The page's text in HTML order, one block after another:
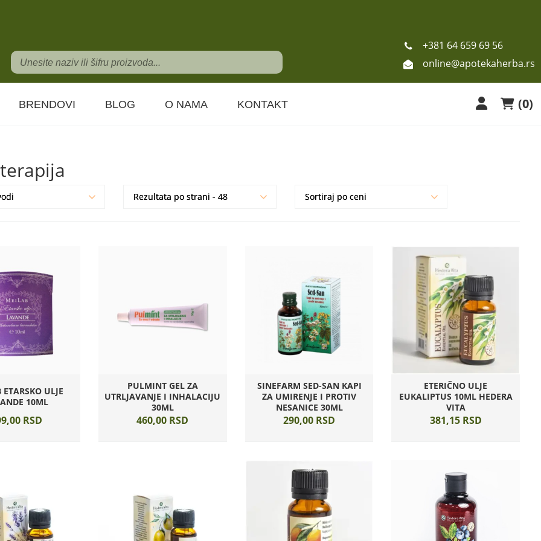
(0)
+381 64 659 69 56
online@apotekaherba.rs
BRENDOVI BLOG O NAMA KONTAKT
ULJE
10ML
00 RSD
PULMINT GEL ZA
UTRLJAVANJE I INHALACIJU
30ML
460,00 RSD
SINEFARM SED-SAN KAPI
ZA UMIRENJE I PROTIV
NESANICE 30ML
290,00 RSD
ETERIČNO ULJE
EUKALIPTUS 10ML HEDERA
VITA
381,15 RSD